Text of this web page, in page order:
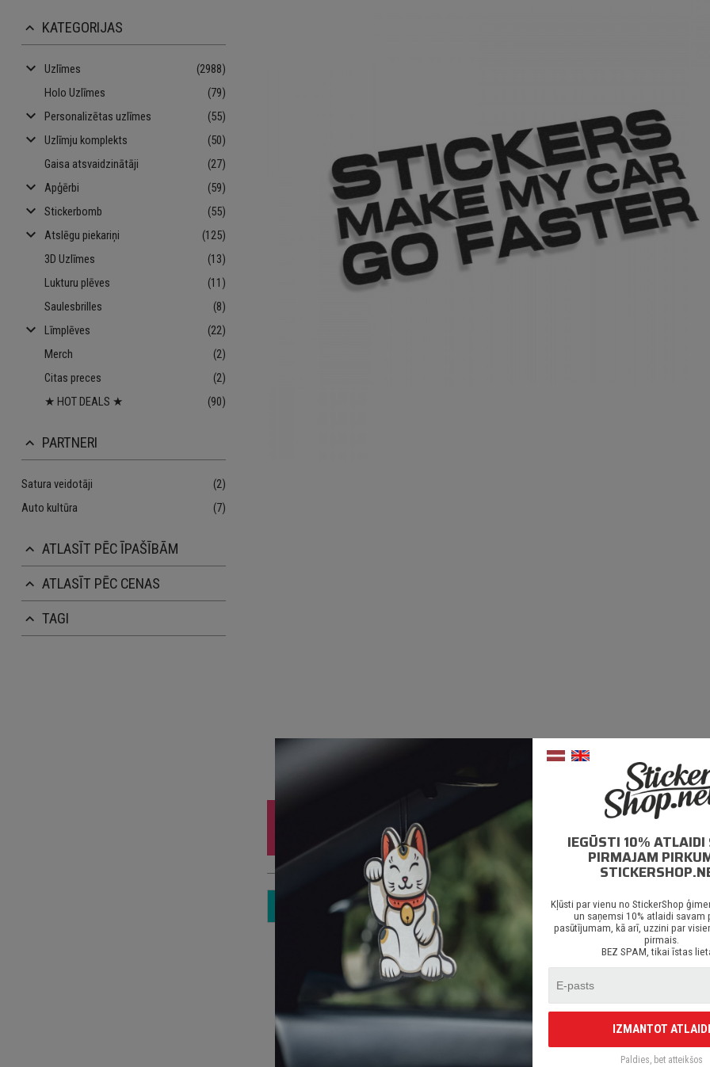
keyboard_arrow_up KATEGORIJAS
keyboard_arrow_down Uzlīmes
(2988)
Holo Uzlīmes
(79)
keyboard_arrow_down Personalizētas uzlīmes (55)
keyboard_arrow_down Uzlīmju komplekts
(50)
Gaisa atsvaidzinātāji
(27)
keyboard_arrow_down Apģērbi (59)
keyboard_arrow_down Stickerbomb (55)
keyboard_arrow_down Atslēgu piekariņi
(125)
3D Uzlīmes
(13)
Lukturu plēves
(11)
Saulesbrilles
(8)
keyboard_arrow_down Līmplēves
(22)
Merch
(2)
Citas preces
(2)
★ HOT DEALS ★
(90)
keyboard_arrow_up PARTNERI
Satura veidotāji
(2)
Auto kultūra
(7)
keyboard_arrow_up ATLASĪT PĒC ĪPAŠĪBĀM
keyboard_arrow_up ATLASĪT PĒC CENAS
keyboard_arrow_up TAGI
BEZMAKSAS PIEGĀDE online
APRAKSTS PAPILDUS
Izmantotas tikai augstas kvalitātes ORACAL līmplēves;
100% mitrumizturība;
3 – 5 gadu līmplēves noturība *;
Paredzēts priekš auto stikliem, virsbūves daļām, krāsotām virsmām,
IEGŪSTI 10% ATLAIDI
PIRMAJAM
Kļūsti par vienu no StickerShop
un saņemsi 10% atlaidi savam
pasūtījumam, kā arī, uzzini par
pirmais.
BEZ SPAM, tikai īstas
IZMANTOT ATLAIDI
Paldies, bet atteikšos